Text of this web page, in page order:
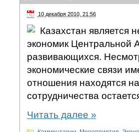
10 декабря 2010, 21:56
Казахстан является
экономик Центральной
развивающихся.
экономические связи
отношения находятся
сотрудничества
Читать далее »